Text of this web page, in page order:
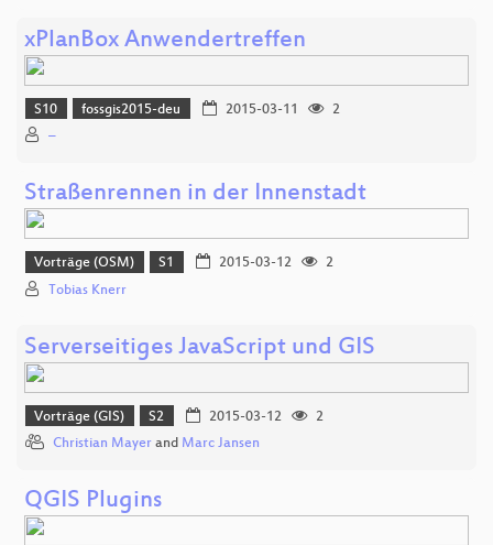
xPlanBox Anwendertreffen
S10 fossgis2015-deu 2015-03-11
2
–
Straßenrennen in der Innenstadt
Vorträge (OSM) S1 2015-03-12
2
Tobias Knerr
Serverseitiges JavaScript und GIS
Vorträge (GIS) S2 2015-03-12
2
Christian Mayer and Marc Jansen
QGIS Plugins